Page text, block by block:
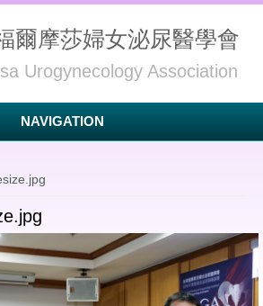
爾摩莎婦女泌尿醫學會
Urogynecology Association
NAVIGATION